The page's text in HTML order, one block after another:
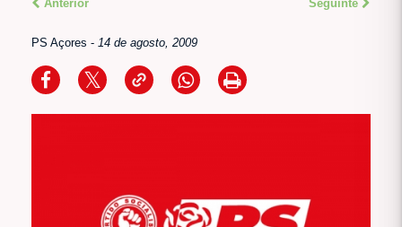
Anterior Seguinte
PS Açores - 14 de agosto, 2009